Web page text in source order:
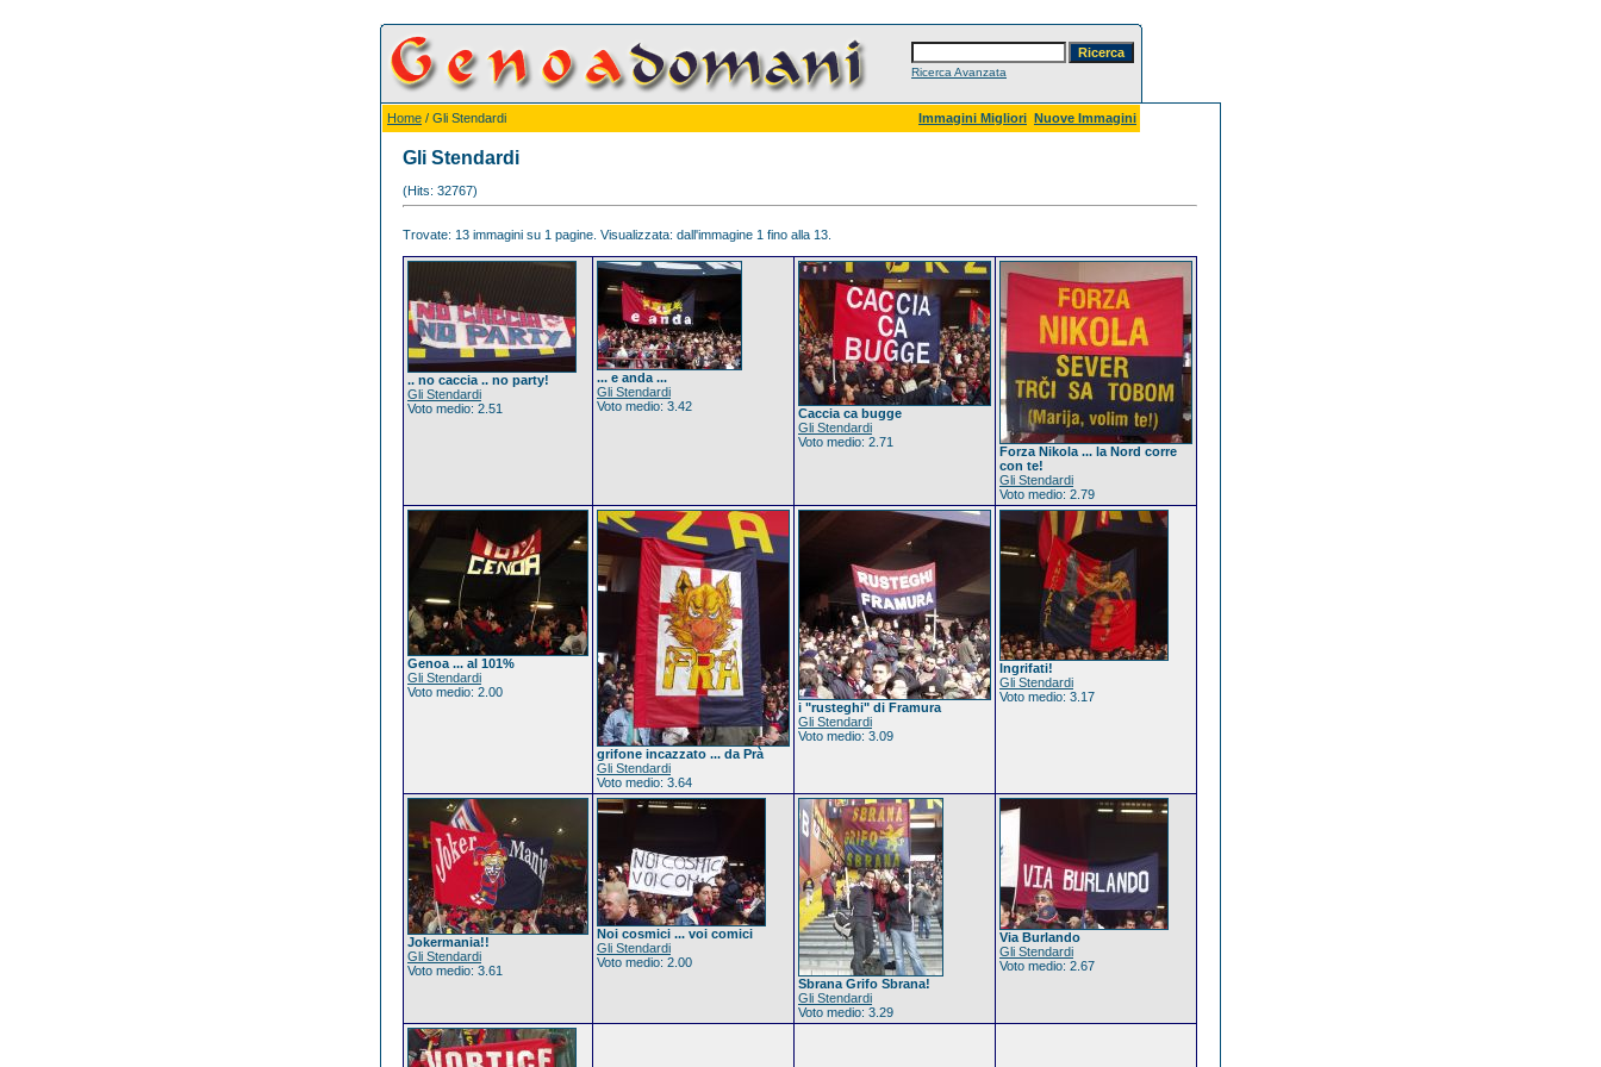
Ricerca Avanzata
Home / Gli Stendardi Immagini Migliori Nuove Immagini
Gli Stendardi
(Hits: 32767)
Trovate: 13 immagini su 1 pagine. Visualizzata: dall'immagine 1 fino alla 13.
.. no caccia .. no party!
Gli Stendardi
Voto medio: 2.51
... e anda ...
Gli Stendardi
Voto medio: 3.42
Caccia ca bugge
Gli Stendardi
Voto medio: 2.71
Forza Nikola ... la Nord corre
con te!
Gli Stendardi
Voto medio: 2.79
Genoa ... al 101%
Gli Stendardi
Voto medio: 2.00
grifone incazzato ... da Prà
Gli Stendardi
Voto medio: 3.64
i "rusteghi" di Framura
Gli Stendardi
Voto medio: 3.09
Ingrifati!
Gli Stendardi
Voto medio: 3.17
Jokermania!!
Gli Stendardi
Voto medio: 3.61
Noi cosmici ... voi comici
Gli Stendardi
Voto medio: 2.00
Sbrana Grifo Sbrana!
Gli Stendardi
Voto medio: 3.29
Via Burlando
Gli Stendardi
Voto medio: 2.67